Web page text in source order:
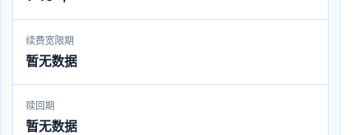
续费宽限期
暂无数据
赎回期
暂无数据